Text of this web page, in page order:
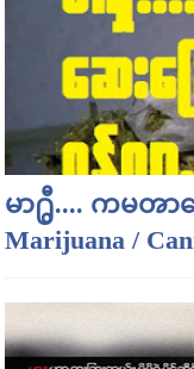
မာ႐ွီ.... ကမၻာ
Marijuana /